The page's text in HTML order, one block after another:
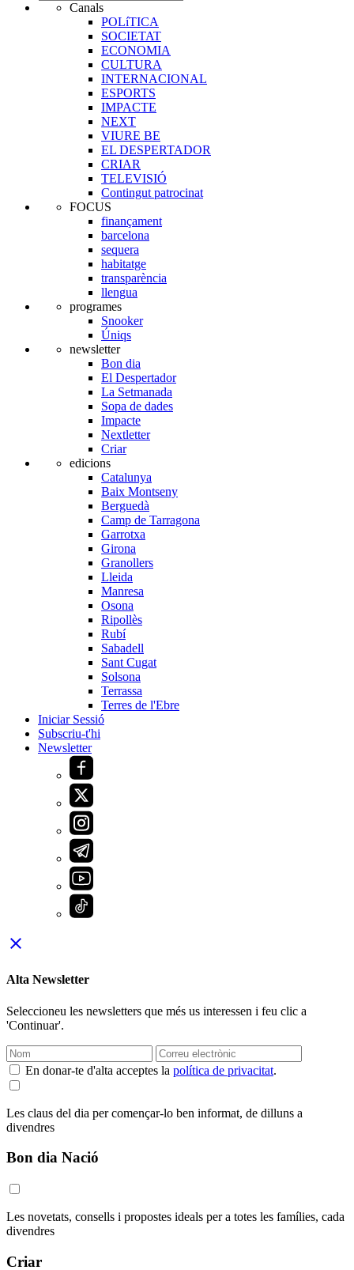
Canals
POLíTICA
SOCIETAT
ECONOMIA
CULTURA
INTERNACIONAL
ESPORTS
IMPACTE
NEXT
VIURE BE
EL DESPERTADOR
CRIAR
TELEVISIÓ
Contingut patrocinat
FOCUS
finançament
barcelona
sequera
habitatge
transparència
llengua
programes
Snooker
Úniqs
newsletter
Bon dia
El Despertador
La Setmanada
Sopa de dades
Impacte
Nextletter
Criar
edicions
Catalunya
Baix Montseny
Berguedà
Camp de Tarragona
Garrotxa
Girona
Granollers
Lleida
Manresa
Osona
Ripollès
Rubí
Sabadell
Sant Cugat
Solsona
Terrassa
Terres de l'Ebre
Iniciar Sessió
Subscriu-t'hi
Newsletter
close
Alta Newsletter
Seleccioneu les newsletters que més us interessen i feu clic a
'Continuar'.
En donar-te d'alta acceptes la política de privacitat.
Les claus del dia per començar-lo ben informat, de dilluns a
divendres
Bon dia Nació
Les novetats, consells i propostes ideals per a totes les famílies, cada
divendres
Criar